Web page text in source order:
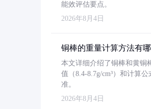
能效评估要点。
2026年8月4日
铜棒的重量计算方法有
本文详细介绍了铜棒和黄铜
值（8.4-8.7g/cm³）和计算
准。
2026年8月4日